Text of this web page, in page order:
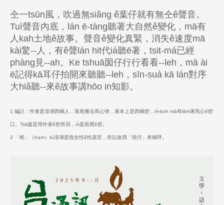
仝一tsūn風，吹過無siâng ê葉仔就有無仝ê聲音。
Tuì聲音內底，lán ē-tàng聽著大自然ê變化，mā有
人kah土地ê故事。聲音ê變化真緊，消失ê速度mā
kài驚--人，有ê聲lán hit代iá聽ē著，tsit-má已經
phàng見--ah。Ke tshuā囡仔行行看看--leh，mā ài
ē記得kā耳仔拍開來聽聽--leh，sīn-suà kā lán對序
大hiâ聽--來ê故事講hōo in知影。
1 編註：作者是澎湖西嶼人，落尾搬去馬公徛，基本上是西嶼腔，m̄-koh mā有lām著馬公ê腔
口。Tsit篇是用作者ê腔所寫，m̄是苑裡ê腔。
2 「蚶」（ham）tū澎湖是指女性ê性器官，所以改用「殼仔」來稱呼。